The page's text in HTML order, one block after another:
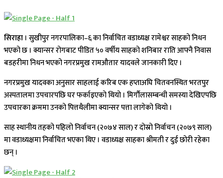
सिराहा । सुखीपुर नगरपालिका–६ का निर्वाचित वडाध्यक्ष रामेश्वर साहको निधन
भएको छ । क्यान्सर रोगबाट पीडित ५० वर्षीय साहको शनिबार राति आफ्नै निवास
बडहरीमा निधन भएको नगरप्रमुख रामऔतार यादवले जानकारी दिए ।
नगरप्रमुख यादवका अनुसार साहलाई करिब एक हप्ताअघि चितवनस्थित भरतपुर
अस्पतालमा उपचारपछि घर फर्काइएको थियो । मिर्गौलासम्बन्धी समस्या देखिएपछि
उपचारका क्रममा उनको पित्तथैलीमा क्यान्सर पत्ता लागेको थियो ।
साह स्थानीय तहको पहिलो निर्वाचन (२०७४ साल) र दोस्रो निर्वाचन (२०७९ साल)
मा वडाध्यक्षमा निर्वाचित भएका थिए । वडाध्यक्ष साहका श्रीमती र दुई छोरी रहेका
छन् ।